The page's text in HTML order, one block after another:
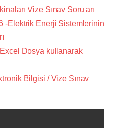
Vize Sınav Soruları
-Elektrik Enerji Sistemlerinin
Dosya kullanarak
Bilgisi / Vize Sınav